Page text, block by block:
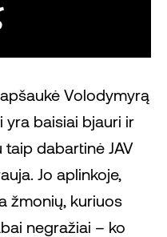
Volodymyrą
yra baisiai bjauri ir
dabartinė JAV
Jo aplinkoje,
žmonių, kuriuos
negražiai – ko